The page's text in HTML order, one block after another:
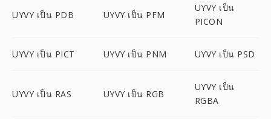
UYVY เป็น PDB UYVY เป็น PFM
UYVY เป็น
PICON
UYVY เป็น PICT UYVY เป็น PNM UYVY เป็น PSD
UYVY เป็น RAS UYVY เป็น RGB
UYVY เป็น
RGBA